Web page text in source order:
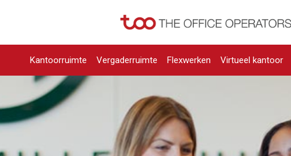
Kantoorruimte Vergaderruimte Flexwerken Virtueel kantoor